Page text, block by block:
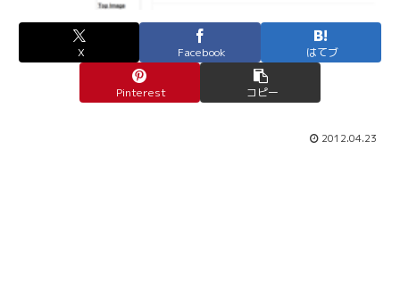
X Facebook はてブ
Pinterest コピー
2012.04.23